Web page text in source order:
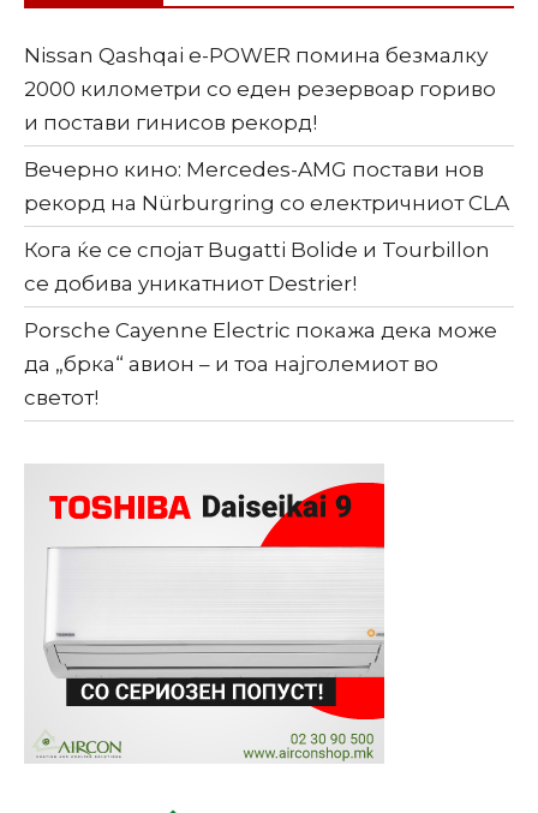
Nissan Qashqai e-POWER помина безмалку
2000 километри со еден резервоар гориво
и постави гинисов рекорд!
Вечерно кино: Mercedes-AMG постави нов
рекорд на Nürburgring со електричниот CLA
Кога ќе се спојат Bugatti Bolide и Tourbillon
се добива уникатниот Destrier!
Porsche Cayenne Electric покажа дека може
да „брка“ авион – и тоа најголемиот во
светот!